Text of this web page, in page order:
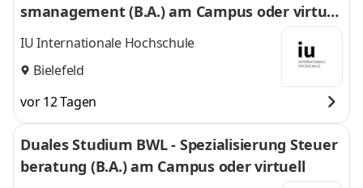
smanagement (B.A.) am Campus oder virtuel
l
IU Internationale Hochschule
Bielefeld
vor 12 Tagen
Duales Studium BWL - Spezialisierung Steuer
beratung (B.A.) am Campus oder virtuell